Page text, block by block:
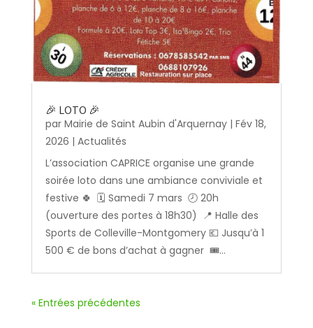
🎉 LOTO 🎉
par Mairie de Saint Aubin d'Arquernay| Fév 18,
2026 | Actualités
L’association CAPRICE organise une grande
soirée loto dans une ambiance conviviale et
festive 🍀 🗓️ Samedi 7 mars 🕗 20h
(ouverture des portes à 18h30) 📍 Halle des
Sports de Colleville-Montgomery 💶 Jusqu’à 1
500 € de bons d’achat à gagner 🎟️...
« Entrées précédentes